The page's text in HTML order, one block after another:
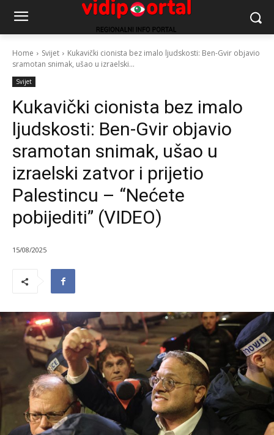
Home Svijet
Kukavički cionista bez imalo ljudskosti: Ben-Gvir objavio
sramotan snimak, ušao u izraelski...
Svijet
Kukavički cionista bez imalo
ljudskosti: Ben-Gvir objavio
sramotan snimak, ušao u
izraelski zatvor i prijetio
Palestincu – “Nećete
pobijediti” (VIDEO)
15/08/2025